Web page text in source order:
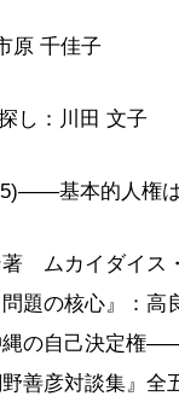
原 千佳子
し：川田 文子
基本的人権
ムカイダイス
題の核心』：高
の自己決定権
善彦対談集』全